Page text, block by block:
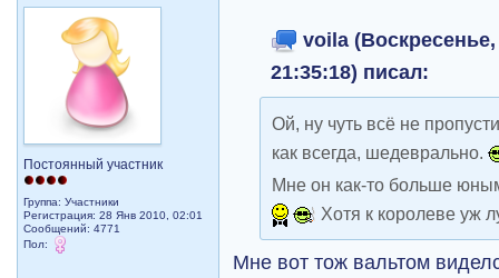
Постоянный участник
Группа: Участники
Регистрация: 28 Янв 2010, 02:01
Сообщений: 4771
Пол:
voila
21:35:18) писал:
Ой, ну чуть всё не
как всегда, шедеврально.
Мне он как-то больше
Хотя к королеве уж
Mне вот тож вальтом